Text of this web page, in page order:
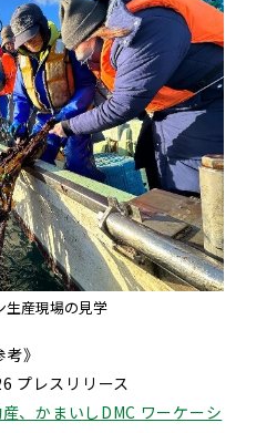
生産現場の見学
考》
レスリリース
、かまいしDMC ワーケーシ